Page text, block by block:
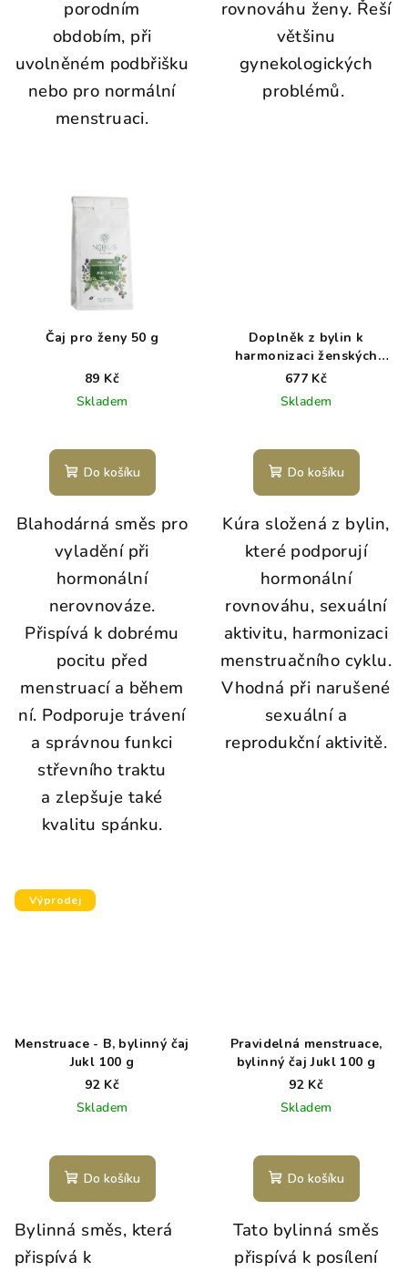
porodním
obdobím, při
uvolněném podbřišku
nebo pro normální
menstruaci.
rovnováhu ženy. Řeší
většinu
gynekologických
problémů.
Čaj pro ženy 50 g
89 Kč
Skladem
Do košíku
Blahodárná směs pro
vyladění při
hormonální
nerovnováze.
Přispívá k dobrému
pocitu před
menstruací a během
ní. Podporuje trávení
a správnou funkci
střevního traktu
a zlepšuje také
kvalitu spánku.
Doplněk z bylin k
harmonizaci ženských
reprodukčních a
hormonálních funkcí
677 Kč
Skladem
Do košíku
Kúra složená z bylin,
které podporují
hormonální
rovnováhu, sexuální
aktivitu, harmonizaci
menstruačního cyklu.
Vhodná při narušené
sexuální a
reprodukční aktivitě.
Výprodej
Menstruace - B, bylinný čaj
Jukl 100 g
92 Kč
Skladem
Do košíku
Bylinná směs, která
přispívá k
Pravidelná menstruace,
bylinný čaj Jukl 100 g
92 Kč
Skladem
Do košíku
Tato bylinná směs
přispívá k posílení